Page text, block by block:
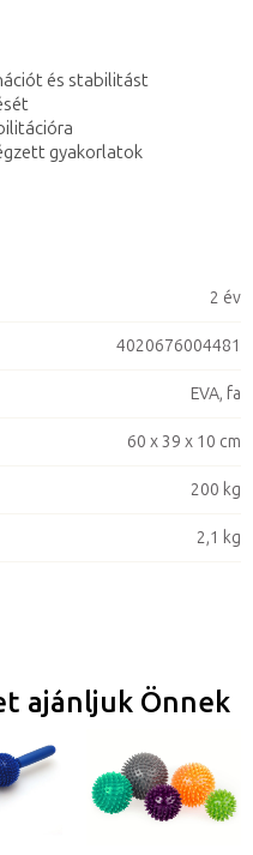
és stabilitást
gyakorlatok
2 év
4020676004481
EVA, fa
60 x 39 x 10 cm
200 kg
2,1 kg
ajánljuk Önnek